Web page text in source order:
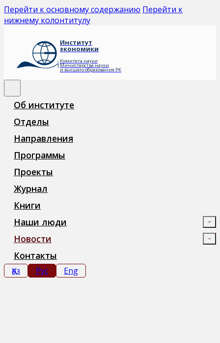
Перейти к основному содержанию Перейти к
нижнему колонтитулу
Институт
экономики
Комитета науки
Министерства науки
и высшего образования РК
Об институте
Отделы
Направления
Программы
Проекты
Журнал
Книги
Наши люди
Новости
Контакты
Қаз Рус Eng